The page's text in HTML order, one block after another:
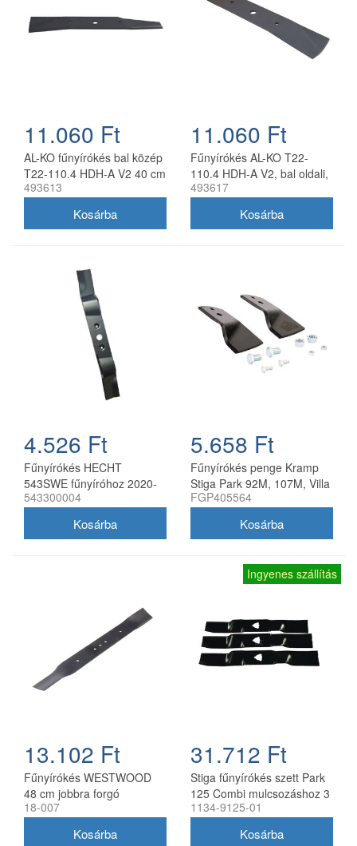
11.060 Ft
AL-KO fűnyírókés bal közép
T22-110.4 HDH-A V2 40 cm
493613
11.060 Ft
Fűnyírókés AL-KO T22-
110.4 HDH-A V2, bal oldali,
40 cm
493617
4.526 Ft
Fűnyírókés HECHT
543SWE fűnyíróhoz 2020-
21
543300004
5.658 Ft
Fűnyírókés penge Kramp
Stiga Park 92M, 107M, Villa
92M, 107M 170 mm
FGP405564
13.102 Ft
Fűnyírókés WESTWOOD
48 cm jobbra forgó
18-007
Ingyenes szállítás
31.712 Ft
Stiga fűnyírókés szett Park
125 Combi mulcsozáshoz 3
db
1134-9125-01